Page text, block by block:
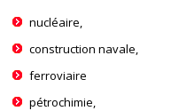
nucléaire,
construction navale,
ferroviaire
pétrochimie,